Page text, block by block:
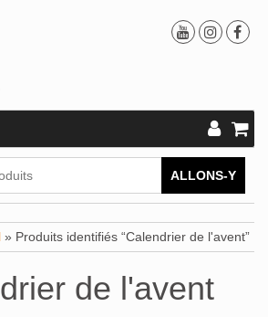
ALLONS-Y
» Produits identifiés “Calendrier de l'avent”
de l'avent